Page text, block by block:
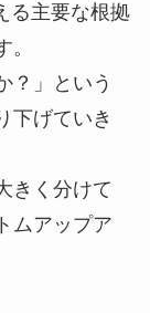
る主要な根拠
？」という
下げていき
きく分けて
ムアップア